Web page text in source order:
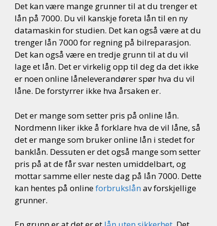
Det kan være mange grunner til at du trenger et
lån på 7000. Du vil kanskje foreta lån til en ny
datamaskin for studien. Det kan også være at du
trenger lån 7000 for regning på bilreparasjon.
Det kan også være en tredje grunn til at du vil
lage et lån. Det er virkelig opp til deg da det ikke
er noen online låneleverandører spør hva du vil
låne. De forstyrrer ikke hva årsaken er.
Det er mange som setter pris på online lån.
Nordmenn liker ikke å forklare hva de vil låne, så
det er mange som bruker online lån i stedet for
banklån. Dessuten er det også mange som setter
pris på at de får svar nesten umiddelbart, og
mottar samme eller neste dag på lån 7000. Dette
kan hentes på onlineforbrukslånav forskjellige
grunner.